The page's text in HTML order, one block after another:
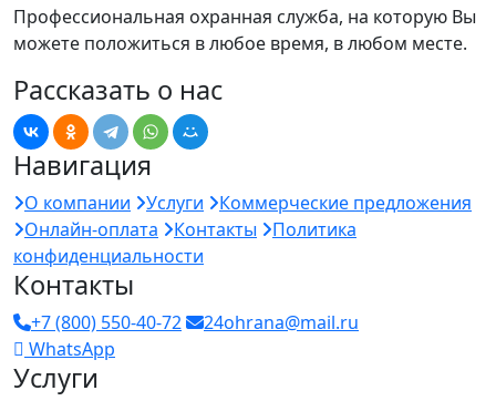
Профессиональная охранная служба, на которую Вы
можете положиться в любое время, в любом месте.
Рассказать о нас
Навигация
О компании Услуги
Коммерческие предложения
Онлайн-оплата
Контакты
Политика
конфиденциальности
Контакты
+7 (800) 550-40-72
24ohrana@mail.ru
WhatsApp
Услуги